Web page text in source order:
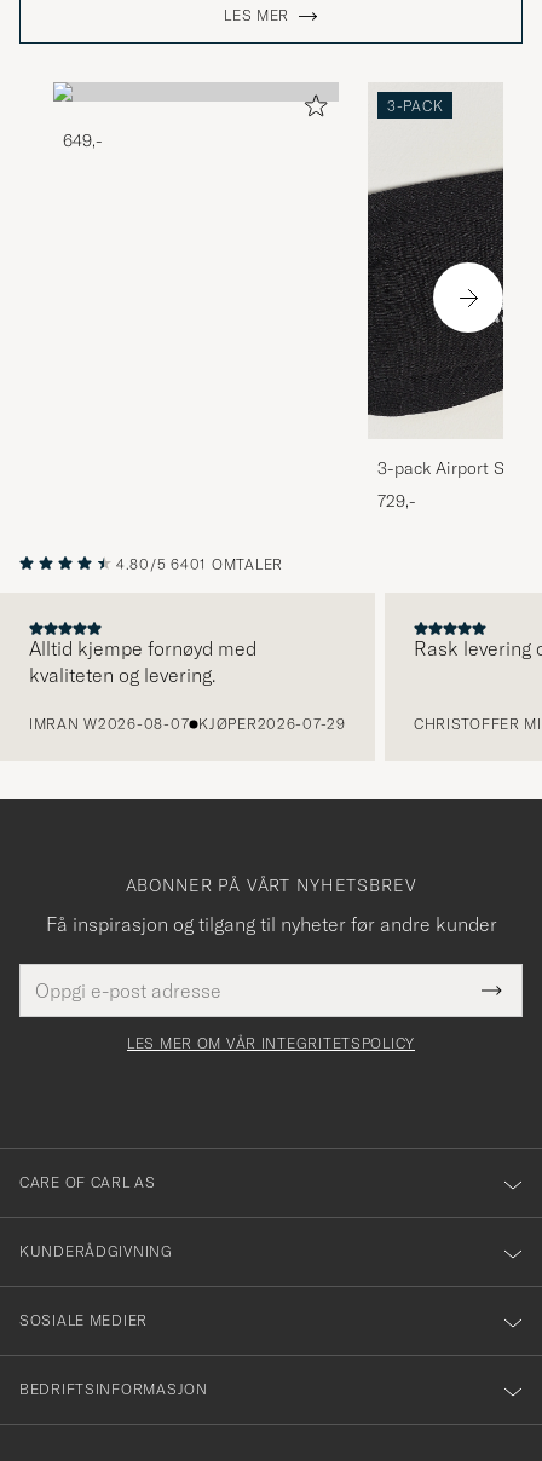
LES MER
649,-
3-PACK
3-pack Airport
Melange
729,-
4.80/5 6401 OMTALER
Alltid kjempe fornøyd med
kvaliteten og levering.
IMRAN W2026-08-07 KJØPER2026-07-29
Rask levering
CHRISTOFFER
ABONNER PÅ VÅRT NYHETSBREV
Få inspirasjon og tilgang til nyheter før andre kunder
postadresse
felt
Tack
för
dig
till
vårt
nyhetsbrev!
LES MER OM VÅR INTEGRITETSPOLICY
CARE OF CARL AS
KUNDERÅDGIVNING
SOSIALE MEDIER
BEDRIFTSINFORMASJON